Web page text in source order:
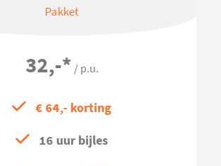
Pakket
32,-* / p.u.
€ 64,- korting
16 uur bijles